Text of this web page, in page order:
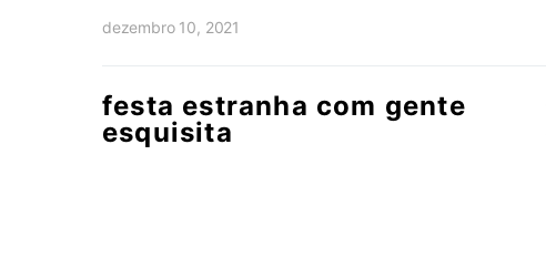
dezembro 10, 2021
festa estranha com gente
esquisita